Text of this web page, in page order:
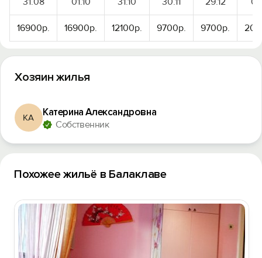
16900р. 16900р. 12100р. 9700р. 9700р.
Хозяин жилья
КА Катерина Александровна
Собственник
Похожее жильё в Балаклаве
Войти